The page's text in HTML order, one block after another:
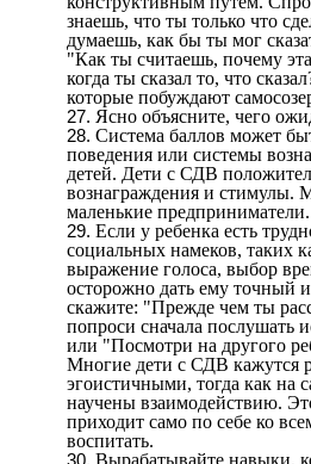
знаешь, что ты только что
думаешь, как бы ты мог
"Как ты считаешь, почему
когда ты сказал то, что
которые побуждают
Ясно объясните, чего
Система баллов может
поведения или системы
детей. Дети с СДВ
вознаграждения и стимулы.
маленькие предприниматели.
Если у ребенка есть
социальных намеков, таких
выражение голоса, выбор
осторожно дать ему точный
скажите: "Прежде чем ты
попроси сначала послушать
или "Посмотри на другого
Многие дети с СДВ кажутся
эгоистичными, тогда как на
научены взаимодействию.
приходит само по себе ко
воспитать.
Вырабатывайте навыки,